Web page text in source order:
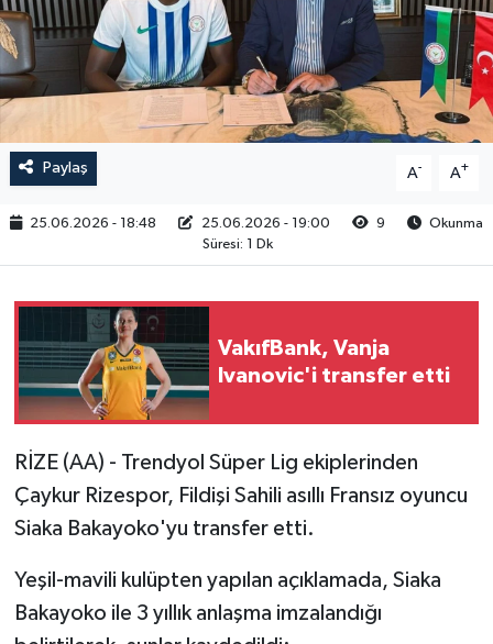
Paylaş A- A+
25.06.2026 - 18:48 25.06.2026 - 19:00 9
Okunma
Süresi: 1 Dk
VakıfBank, Vanja
Ivanovic'i transfer etti
RİZE (AA) - Trendyol Süper Lig ekiplerinden
Çaykur Rizespor, Fildişi Sahili asıllı Fransız oyuncu
Siaka Bakayoko'yu transfer etti.
Yeşil-mavili kulüpten yapılan açıklamada, Siaka
Bakayoko ile 3 yıllık anlaşma imzalandığı
RESMİ İLAN